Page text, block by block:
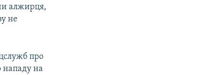
алжирця,
не
про
нападу на